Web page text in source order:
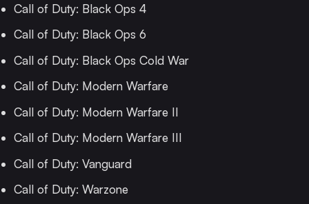
Call of Duty: Black Ops 4
Call of Duty: Black Ops 6
Call of Duty: Black Ops Cold War
Call of Duty: Modern Warfare
Call of Duty: Modern Warfare II
Call of Duty: Modern Warfare III
Call of Duty: Vanguard
Call of Duty: Warzone